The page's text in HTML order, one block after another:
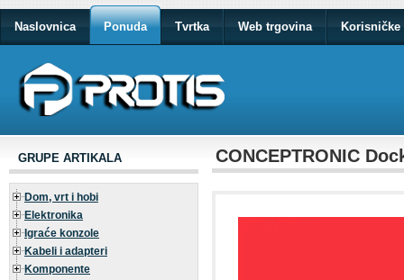
Naslovnica Ponuda Tvrtka Web trgovina Korisničke
GRUPE ARTIKALA
Dom, vrt i hobi
Elektronika
Igraće konzole
Kabeli i adapteri
Komponente
CONCEPTRONIC